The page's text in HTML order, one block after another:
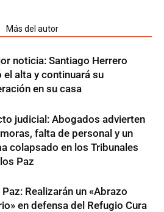
Más del autor
noticia: Santiago Herrero
el alta y continuará su
en su casa
judicial: Abogados advierten
falta de personal y un
colapsado en los Tribunales
Paz
Realizarán un «Abrazo
en defensa del Refugio Cura